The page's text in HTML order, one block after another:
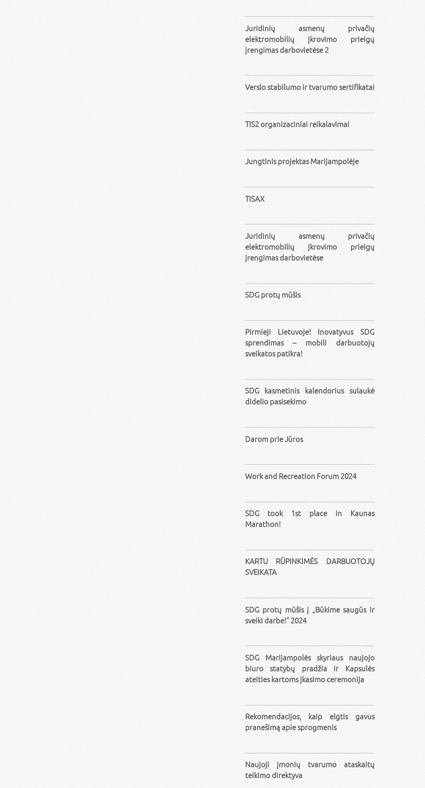
Juridinių asmenų privačių
elektromobilių įkrovimo prieigų
įrengimas darbovietėse 2
Verslo stabilumo ir tvarumo sertifikatai
TIS2 organizaciniai reikalavimai
Jungtinis projektas Marijampolėje
TISAX
Juridinių asmenų privačių
elektromobilių įkrovimo prieigų
įrengimas darbovietėse
SDG protų mūšis
Pirmieji Lietuvoje! Inovatyvus SDG
sprendimas – mobili darbuotojų
sveikatos patikra!
SDG kasmetinis kalendorius sulaukė
didelio pasisekimo
Darom prie Jūros
Work and Recreation Forum 2024
SDG took 1st place in Kaunas
Marathon!
KARTU RŪPINKIMĖS DARBUOTOJŲ
SVEIKATA
SDG protų mūšis į „Būkime saugūs ir
sveiki darbe!“ 2024
SDG Marijampolės skyriaus naujojo
biuro statybų pradžia ir Kapsulės
ateities kartoms įkasimo ceremonija
Rekomendacijos, kaip elgtis gavus
pranešimą apie sprogmenis
Naujoji įmonių tvarumo ataskaitų
teikimo direktyva